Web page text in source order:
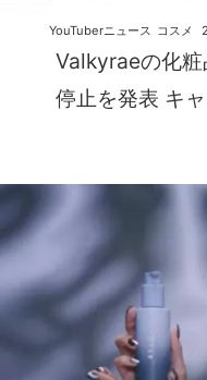
Valkyraeの化粧
停止を発表 キ
YouTuberニュース コスメ